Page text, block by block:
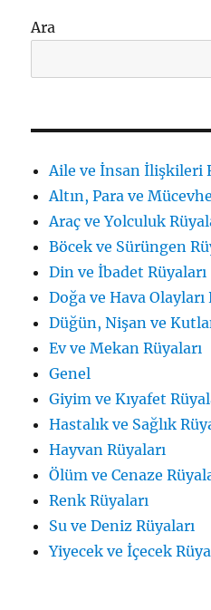
Tabirleri
Ara
Aile ve İnsan İlişkileri
Altın, Para ve
Araç ve Yolculuk
Böcek ve Sürüngen
Din ve İbadet Rüyaları
Doğa ve Hava Olayları
Düğün, Nişan ve
Ev ve Mekan Rüyaları
Genel
Giyim ve Kıyafet
Hastalık ve Sağlık
Hayvan Rüyaları
Ölüm ve Cenaze
Renk Rüyaları
Su ve Deniz Rüyaları
Yiyecek ve İçecek